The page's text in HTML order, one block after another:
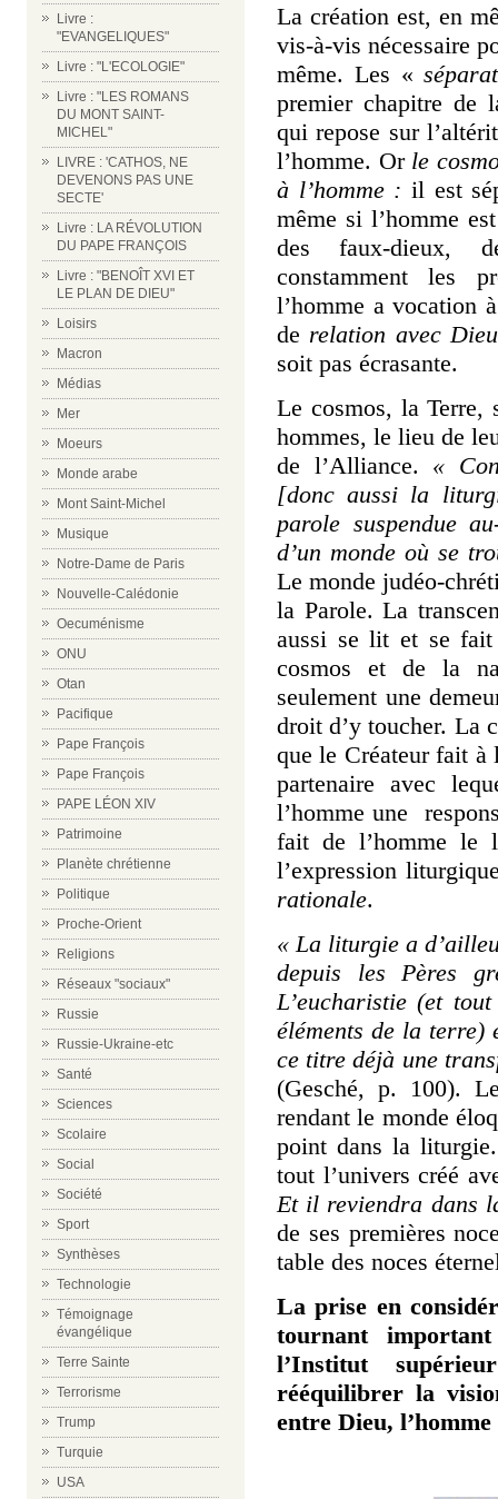
Livre :
"EVANGELIQUES"
Livre : "L'ECOLOGIE"
Livre : "LES ROMANS
DU MONT SAINT-
MICHEL"
LIVRE : 'CATHOS, NE
DEVENONS PAS UNE
SECTE'
Livre : LA RÉVOLUTION
DU PAPE FRANÇOIS
Livre : "BENOÎT XVI ET
LE PLAN DE DIEU"
Loisirs
Macron
Médias
Mer
Moeurs
Monde arabe
Mont Saint-Michel
Musique
Notre-Dame de Paris
Nouvelle-Calédonie
Oecuménisme
ONU
Otan
Pacifique
Pape François
Pape François
PAPE LÉON XIV
Patrimoine
Planète chrétienne
Politique
Proche-Orient
Religions
Réseaux "sociaux"
Russie
Russie-Ukraine-etc
Santé
Sciences
Scolaire
Social
Société
Sport
Synthèses
Technologie
Témoignage
évangélique
Terre Sainte
Terrorisme
Trump
Turquie
USA
La création est, en
vis-à-vis nécessaire
même. Les «
premier chapitre de
qui repose sur
l’homme. Or le
à l’homme : il est
même si l’homme
des faux-dieux,
constamment les
l’homme a vocation à
de relation avec Dieu
soit pas écrasante.
Le cosmos, la Terre,
hommes, le lieu de
de l’Alliance. «
[donc aussi la
parole suspendue
d’un monde où se
Le monde judéo-
la Parole. La
aussi se lit et se
cosmos et de la
seulement une
droit d’y toucher. La
que le Créateur fait à
partenaire avec
l’homme une
fait de l’homme le
l’expression
rationale.
« La liturgie a
depuis les Pères
L’eucharistie (et tout
éléments de la
ce titre déjà une
(Gesché, p. 100).
rendant le monde
point dans la
tout l’univers créé
Et il reviendra dans
de ses premières
table des noces
La prise en
tournant
l’Institut
rééquilibrer la
entre Dieu, l’homme